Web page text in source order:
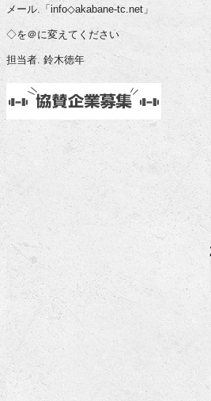
メール.「info◇akabane-tc.net」
◇を＠に変えてください
担当者. 鈴木徳年